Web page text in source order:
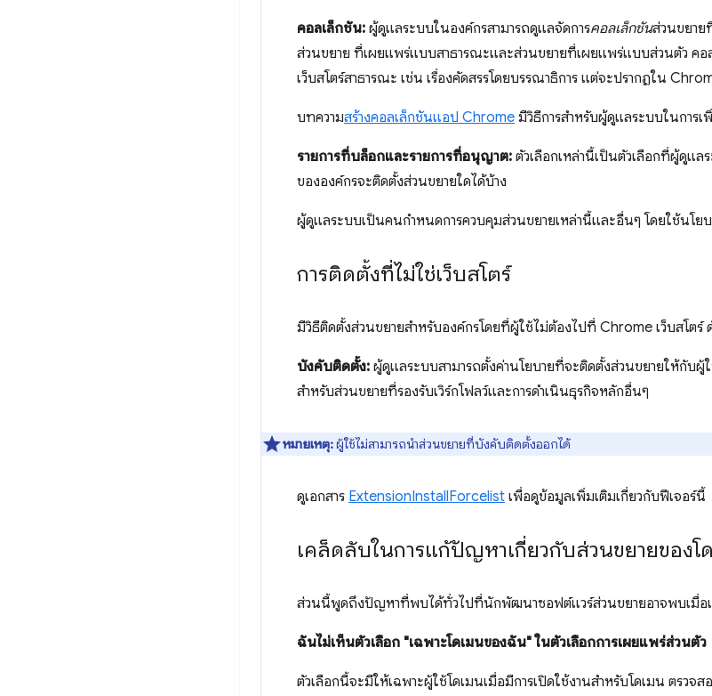
คอลเล็กชัน: ผู้ดูแลระบบในองค์กรสามารถดูแลจัดการคอลเล็กชันส่วนขยาย
ส่วนขยาย ที่เผยแพร่แบบสาธารณะและส่วนขยายที่เผยแพร่แบบส่วนตัว ค
เว็บสโตร์สาธารณะ เช่น เรื่องคัดสรรโดยบรรณาธิการ แต่จะปรากฏใน
บทความสร้างคอลเล็กชันแอป Chrome มีวิธีการสำหรับผู้ดูแลระบบในการ
รายการที่บล็อกและรายการที่อนุญาต: ตัวเลือกเหล่านี้เป็นตัวเลือกที่ผู้ดูแล
ขององค์กรจะติดตั้งส่วนขยายใดได้บ้าง
ผู้ดูแลระบบเป็นคนกำหนดการควบคุมส่วนขยายเหล่านี้และอื่นๆ โดยใช้นโย
การติดตั้งที่ไม่ใช่เว็บสโตร์
มีวิธีติดตั้งส่วนขยายสำหรับองค์กรโดยที่ผู้ใช้ไม่ต้องไปที่ Chrome เว็บสโตร์
บังคับติดตั้ง: ผู้ดูแลระบบสามารถตั้งค่านโยบายที่จะติดตั้งส่วนขยายให้กับผู้
สำหรับส่วนขยายที่รองรับเวิร์กโฟลว์และการดำเนินธุรกิจหลักอื่นๆ
หมายเหตุ:ผู้ใช้ไม่สามารถนำส่วนขยายที่บังคับติดตั้งออกได้
ดูเอกสาร ExtensionInstallForcelist เพื่อดูข้อมูลเพิ่มเติมเกี่ยวกับฟีเจอร์นี้
เคล็ดลับในการแก้ปัญหาเกี่ยวกับส่วนขยายของโ
ส่วนนี้พูดถึงปัญหาที่พบได้ทั่วไปที่นักพัฒนาซอฟต์แวร์ส่วนขยายอาจพบเมื่อ
ฉันไม่เห็นตัวเลือก "เฉพาะโดเมนของฉัน" ในตัวเลือกการเผยแพร่ส่วนตัว
ตัวเลือกนี้จะมีให้เฉพาะผู้ใช้โดเมนเมื่อมีการเปิดใช้งานสำหรับโดเมน ตรวจ